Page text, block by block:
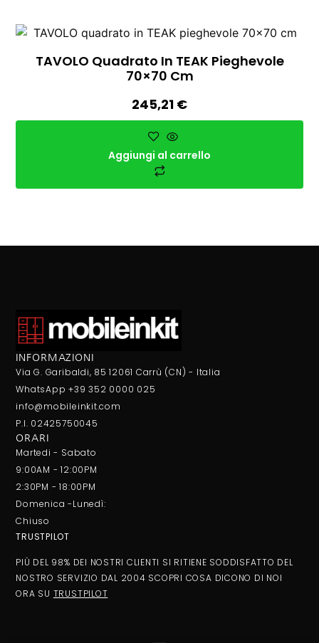
TAVOLO Quadrato In TEAK Pieghevole
70×70 Cm
245,21 €
Aggiungi al carrello
INFORMAZIONI
Via G. Garibaldi, 85 12061 Carrù (CN) - Italia
WhatsApp +39 352 0000 025
info@mobileinkit.com
P.I. 02425750045
ORARI
Martedi - Sabato
9:00AM - 12:00PM
2:30PM - 18:00PM
Domenica -Lunedì:
Chiuso
TRUSTPILOT
PIÙ DEL 98% DEI NOSTRI CLIENTI SI RITIENE SODDISFATTO DEL
NOSTRO SERVIZIO DAL 2004 SCOPRI COSA DICONO DI NOI
ORA SU TRUSTPILOT